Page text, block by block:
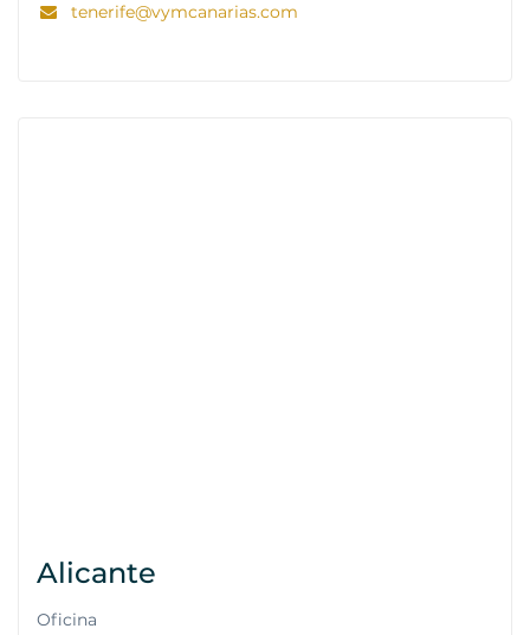
tenerife@vymcanarias.com
Alicante
Oficina